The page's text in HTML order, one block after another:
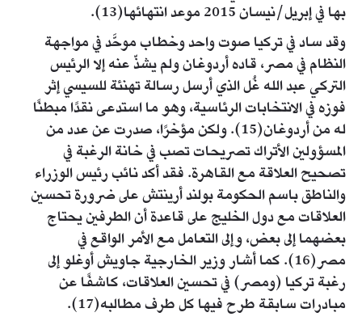
بها في إبريل/نيسان 2015 موعد انتهائها(13).
وقد ساد في تركيا صوت واحد وخطاب موحَّد في مواجهة
النظام في مصر، قاده أردوغان ولم يشذّ عنه إلا الرئيس
التركي عبد الله غُل الذي أرسل رسالة تهنئة للسيسي إثر
فوزه في الانتخابات الرئاسية، وهو ما استدعى نقدًا مبطنًا
له من أردوغان(15). ولكن مؤخرًا، صدرت عن عدد من
المسؤولين الأتراك تصريحات تصب في خانة الرغبة في
تصحيح العلاقة مع القاهرة. فقد أكد نائب رئيس الوزراء
والناطق باسم الحكومة بولند أرينتش على ضرورة تحسين
العلاقات مع دول الخليج على قاعدة أن الطرفين يحتاج
بعضهما إلى بعض، وإلى التعامل مع الأمر الواقع في
مصر(16). كما أشار وزير الخارجية جاويش أوغلو إلى
رغبة تركيا (ومصر) في تحسين العلاقات، كاشفًا عن
مبادرات سابقة طرح فيها كل طرف مطالبه(17).